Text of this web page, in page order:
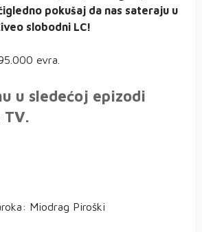
pokušaj da nas sateraju u
slobodni LC!
evra.
u sledećoj epizodi
TV.
Miodrag Piroški